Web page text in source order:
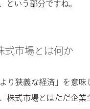
という部分ですね。
式市場とは何か
り狭義な経済」を意味
株式市場とはただ企業